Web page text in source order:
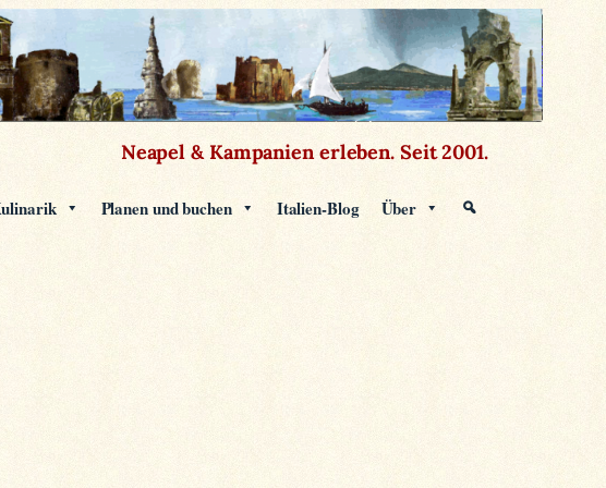
Neapel & Kampanien erleben. Seit 2001.
Planen und buchen Italien-Blog Über